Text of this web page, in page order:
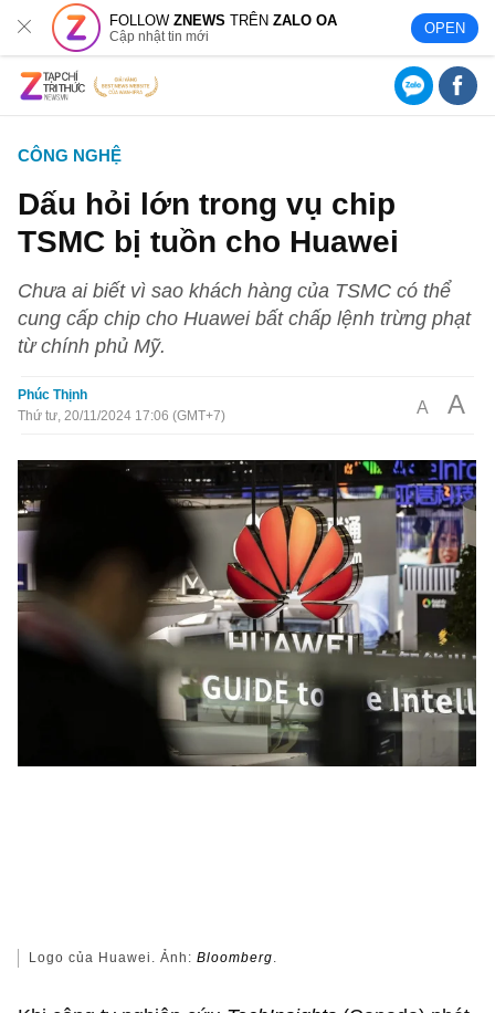
FOLLOWZNEWS TRÊNZALO OA
Cập nhật tin mới OPEN
CÔNG NGHỆ
Dấu hỏi lớn trong vụ chip
TSMC bị tuồn cho Huawei
Chưa ai biết vì sao khách hàng của TSMC có thể
cung cấp chip cho Huawei bất chấp lệnh trừng phạt
từ chính phủ Mỹ.
Phúc Thịnh
Thứ tư, 20/11/2024 17:06 (GMT+7)
A A
Logo của Huawei. Ảnh:Bloomberg.